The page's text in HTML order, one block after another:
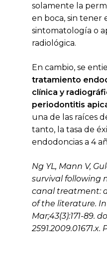
solamente la
en boca, sin tener
sintomatología o
radiológica.
En cambio, se
tratamiento
clínica y
periodontitis
una de las raíces
tanto, la tasa de
endodoncias a 4
Ng YL, Mann V,
survival following
canal treatment:
of the literature.
Mar;43(3):171-89.
2591.2009.01671.x.